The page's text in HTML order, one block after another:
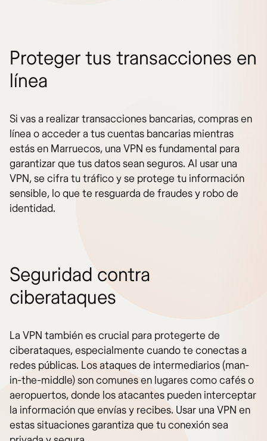
Proteger tus transacciones en
línea
Si vas a realizar transacciones bancarias, compras en
línea o acceder a tus cuentas bancarias mientras
estás en Marruecos, una VPN es fundamental para
garantizar que tus datos sean seguros. Al usar una
VPN, se cifra tu tráfico y se protege tu información
sensible, lo que te resguarda de fraudes y robo de
identidad.
Seguridad contra
ciberataques
La VPN también es crucial para protegerte de
ciberataques, especialmente cuando te conectas a
redes públicas. Los ataques de intermediarios (man-
in-the-middle) son comunes en lugares como cafés o
aeropuertos, donde los atacantes pueden interceptar
la información que envías y recibes. Usar una VPN en
estas situaciones garantiza que tu conexión sea